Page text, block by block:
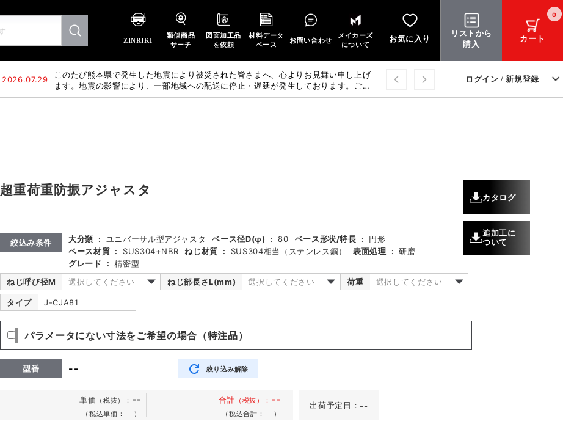
ZINRIKI
類似商品
サーチ
図面加工品
を依頼
材料データ
ベース
お問い合わせ
メイカーズ
について
お気に入り
リストから
購入
カート
0
2026.07.29
このたび熊本県で発生した地震により被災された皆さまへ、心よりお見舞い申し上げ
ます。地震の影響により、一部地域への配送に停止・遅延が発生しております。ご迷
惑をおかけいたしますが、何卒ご理解賜りますようお願い申し上げます。
ログイン / 新規登録
超重荷重防振アジャスタ
絞込み条件 大分類 : ユニバーサル型アジャスタ ベース径D(φ) : 80 ベース形状/特長 :
円形
ベース材質 : SUS304+NBR ねじ材質 : SUS304相当（ステンレス鋼） 表面処理 : 研磨
グレード
: 精密型
ねじ呼び径M
選択してください ねじ部長さL(mm) 選択してください 荷重 選択してください
タイプ J-CJA81
パラメータにない寸法をご希望の場合（特注品）
型番 -- 絞り込み解除
単価 （税抜） ： --
（税込単価：-- ）
合計 （税抜）： --
（税込合計：-- ）
出荷予定日： --
カタログ
追加工に
ついて